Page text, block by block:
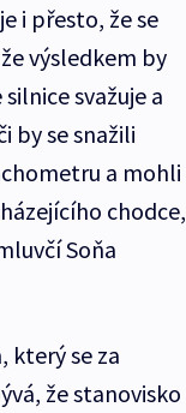
i přesto, že se
výsledkem by
svažuje a
by se snažili
a mohli
chodce,
Soňa
který se za
že stanovisko